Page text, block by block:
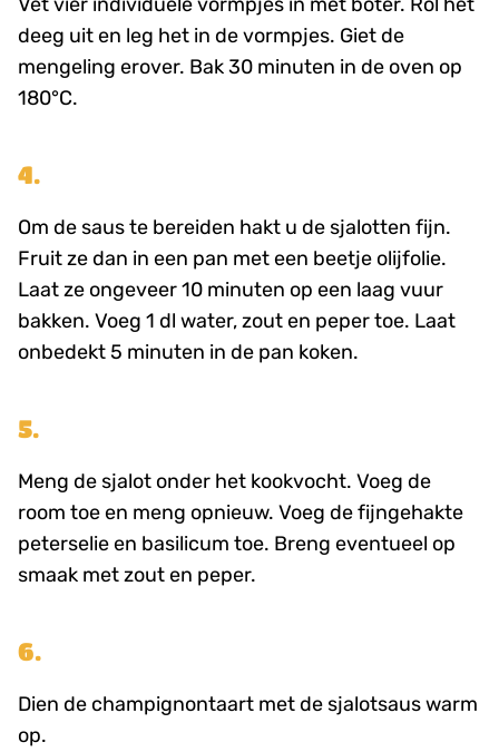
deeg uit en leg het in de vormpjes. Giet de
mengeling erover. Bak 30 minuten in de oven op
180°C.
4.
Om de saus te bereiden hakt u de sjalotten fijn.
Fruit ze dan in een pan met een beetje olijfolie.
Laat ze ongeveer 10 minuten op een laag vuur
bakken. Voeg 1 dl water, zout en peper toe. Laat
onbedekt 5 minuten in de pan koken.
5.
Meng de sjalot onder het kookvocht. Voeg de
room toe en meng opnieuw. Voeg de fijngehakte
peterselie en basilicum toe. Breng eventueel op
smaak met zout en peper.
6.
Dien de champignontaart met de sjalotsaus warm
op.